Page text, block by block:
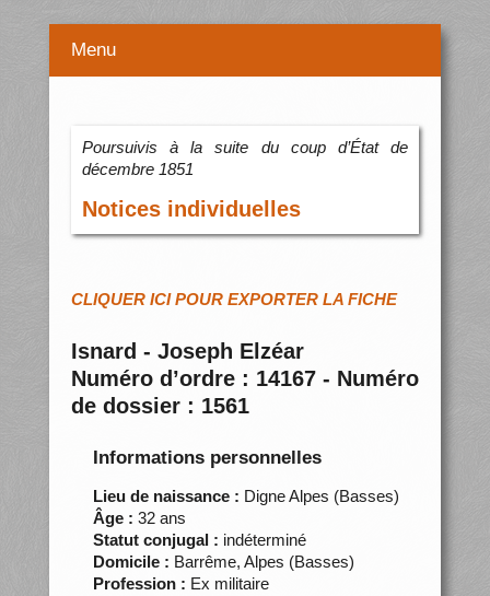
Menu
Poursuivis à la suite du coup d’État de
décembre 1851
Notices individuelles
CLIQUER ICI POUR EXPORTER LA FICHE
Isnard - Joseph Elzéar
Numéro d’ordre : 14167 - Numéro
de dossier : 1561
Informations personnelles
Lieu de naissance : Digne Alpes (Basses)
Âge : 32 ans
Statut conjugal : indéterminé
Domicile : Barrême, Alpes (Basses)
Profession : Ex militaire